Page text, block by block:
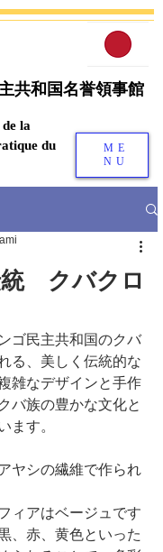
共和国名誉領事館
la
du
ME
NU
統 クバクロ
ゴ民主共和国のクバ
る、美しく伝統的な
雑なデザインと手作
バ族の豊かな文化と
ます。
ヤシの繊維で作られ
ィアはベージュです
、赤、黄色といった